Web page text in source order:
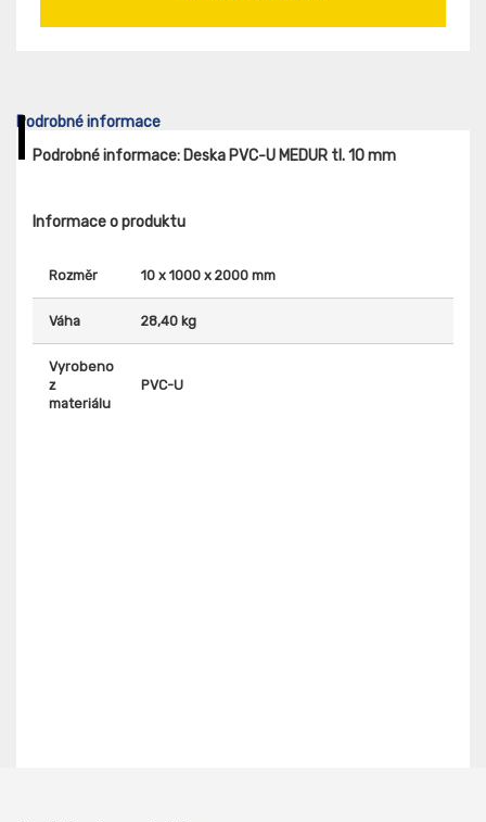
Podrobné informace
Podrobné informace: Deska PVC-U MEDUR tl. 10 mm
Informace o produktu
Rozměr 10 x 1000 x 2000 mm
Váha 28,40 kg
Vyrobeno
z
materiálu
PVC-U